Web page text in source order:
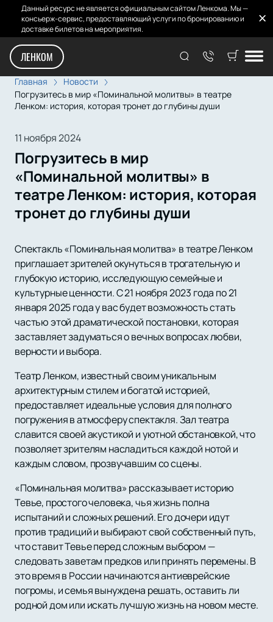
Данный ресурс не является официальным сайтом Ленкома. Мы —
консьерж-сервис, предоставляющий услуги по бронированию и
доставке билетов на мероприятия.
ЛЕНКОМ
Главная
Новости
Погрузитесь в мир «Поминальной молитвы» в театре
Ленком: история, которая тронет до глубины души
11 ноября 2024
Погрузитесь в мир
«Поминальной молитвы» в
театре Ленком: история, которая
тронет до глубины души
Спектакль «Поминальная молитва» в театре Ленком
приглашает зрителей окунуться в трогательную и
глубокую историю, исследующую семейные и
культурные ценности. С 21 ноября 2023 года по 21
января 2025 года у вас будет возможность стать
частью этой драматической постановки, которая
заставляет задуматься о вечных вопросах любви,
верности и выбора.
Театр Ленком, известный своим уникальным
архитектурным стилем и богатой историей,
предоставляет идеальные условия для полного
погружения в атмосферу спектакля. Зал театра
славится своей акустикой и уютной обстановкой, что
позволяет зрителям насладиться каждой нотой и
каждым словом, прозвучавшим со сцены.
«Поминальная молитва» рассказывает историю
Тевье, простого человека, чья жизнь полна
испытаний и сложных решений. Его дочери идут
против традиций и выбирают свой собственный путь,
что ставит Тевье перед сложным выбором —
следовать заветам предков или принять перемены. В
это время в России начинаются антиеврейские
погромы, и семья вынуждена решать, оставить ли
родной дом или искать лучшую жизнь на новом месте.